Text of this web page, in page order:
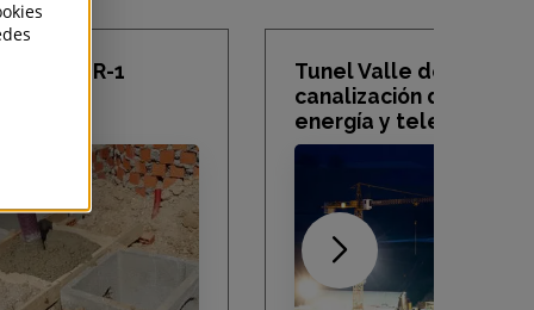
sector R-1
Tunel Valle de los
canalización de
energía y